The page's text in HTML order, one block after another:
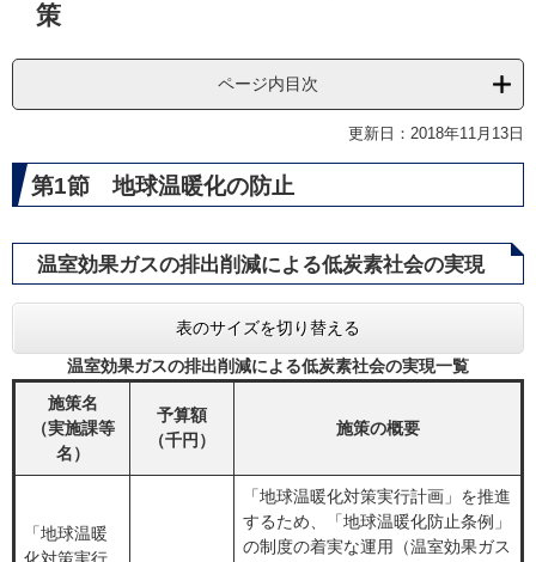
策
ページ内目次
更新日：2018年11月13日
第1節 地球温暖化の防止
温室効果ガスの排出削減による低炭素社会の実現
表のサイズを切り替える
温室効果ガスの排出削減による低炭素社会の実現一覧
施策名
（実施課等
名）
予算額
（千円）
施策の概要
「地球温暖
「地球温暖化対策実行計画」を推進
するため、「地球温暖化防止条例」
の制度の着実な運用（温室効果ガス